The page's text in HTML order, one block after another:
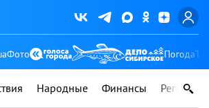
Фото Погода
Народные Финансы Регионы